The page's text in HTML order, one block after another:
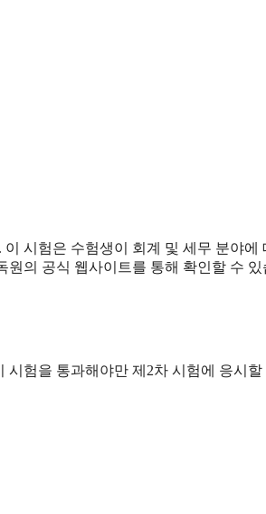
시험은 수험생이 회계 및 세무 분야에
의 공식 웹사이트를 통해 확인할 수 있
험을 통과해야만 제2차 시험에 응시할